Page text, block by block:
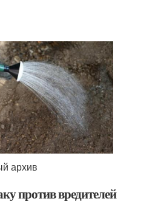
архив
против вредителей